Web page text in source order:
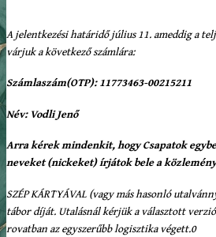
A jelentkezési határidő július 11. ameddig a
várjuk a következő számlára:
Számlaszám(OTP): 11773463-00215211
Név: Vodli Jenő
Arra kérek mindenkit, hogy Csapatok
neveket (nickeket) írjátok bele a
SZÉP KÁRTYÁVAL (vagy más hasonló
tábor díját. Utalásnál kérjük a választott
rovatban az egyszerűbb logisztika végett.0